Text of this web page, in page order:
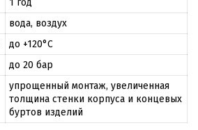
1 год
вода, воздух
до +120°С
до 20 бар
упрощенный монтаж, увеличенная
толщина стенки корпуса и концевых
буртов изделий